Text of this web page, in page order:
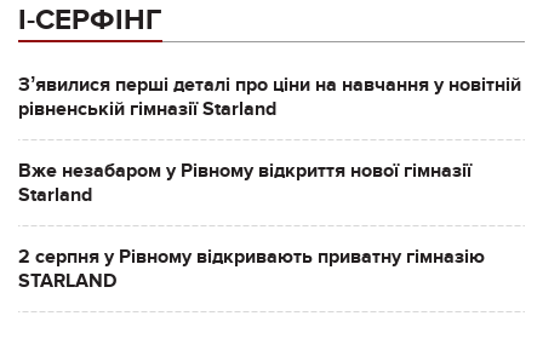
І-СЕРФІНГ
Зʼявилися перші деталі про ціни на навчання у новітній
рівненській гімназії Starland
Вже незабаром у Рівному відкриття нової гімназії
Starland
2 серпня у Рівному відкривають приватну гімназію
STARLAND